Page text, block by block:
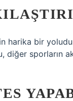
harika bir
diğer